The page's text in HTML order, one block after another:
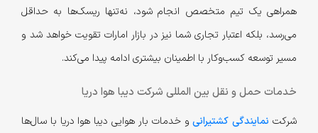
همراهی یک تیم متخصص انجام شود، نه‌تنها ریسک‌ها به حداقل
می‌رسد، بلکه اعتبار تجاری شما نیز در بازار امارات تقویت خواهد شد و
مسیر توسعه کسب‌وکار با اطمینان بیشتری ادامه پیدا می‌کند.
خدمات حمل و نقل بین المللی شرکت دیبا هوا دریا
شرکت نمایندگی کشتیرانیو خدمات بار هوایی دیبا هوا دریا با سال‌ها